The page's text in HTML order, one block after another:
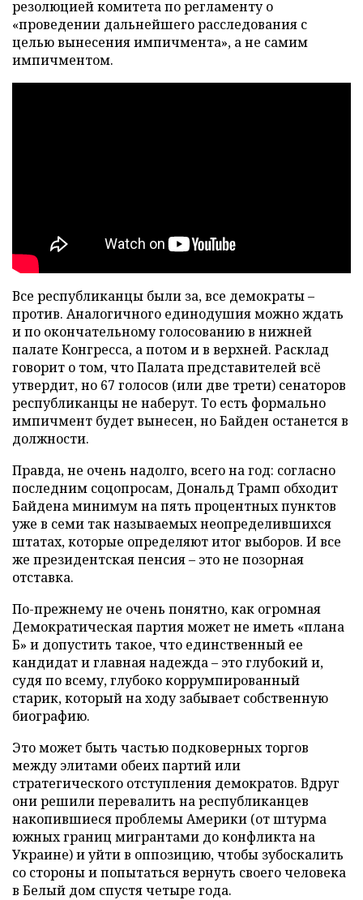
резолюцией комитета по регламенту о
«проведении дальнейшего расследования с
целью вынесения импичмента», а не самим
импичментом.
Все республиканцы были за, все демократы –
против. Аналогичного единодушия можно ждать
и по окончательному голосованию в нижней
палате Конгресса, а потом и в верхней. Расклад
говорит о том, что Палата представителей всё
утвердит, но 67 голосов (или две трети) сенаторов
республиканцы не наберут. То есть формально
импичмент будет вынесен, но Байден останется в
должности.
Правда, не очень надолго, всего на год: согласно
последним соцопросам, Дональд Трамп обходит
Байдена минимум на пять процентных пунктов
уже в семи так называемых неопределившихся
штатах, которые определяют итог выборов. И все
же президентская пенсия – это не позорная
отставка.
По-прежнему не очень понятно, как огромная
Демократическая партия может не иметь «плана
Б» и допустить такое, что единственный ее
кандидат и главная надежда – это глубокий и,
судя по всему, глубоко коррумпированный
старик, который на ходу забывает собственную
биографию.
Это может быть частью подковерных торгов
между элитами обеих партий или
стратегического отступления демократов. Вдруг
они решили перевалить на республиканцев
накопившиеся проблемы Америки (от штурма
южных границ мигрантами до конфликта на
Украине) и уйти в оппозицию, чтобы зубоскалить
со стороны и попытаться вернуть своего человека
в Белый дом спустя четыре года.